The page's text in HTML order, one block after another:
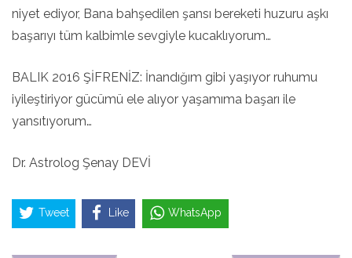
niyet ediyor, Bana bahşedilen şansı bereketi huzuru aşkı
başarıyı tüm kalbimle sevgiyle kucaklıyorum…
BALIK 2016 ŞİFRENİZ: İnandığım gibi yaşıyor ruhumu
iyileştiriyor gücümü ele alıyor yaşamıma başarı ile
yansıtıyorum…
Dr. Astrolog Şenay DEVİ
Tweet Like WhatsApp